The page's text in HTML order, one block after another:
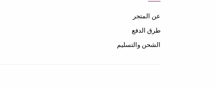
عن المتجر
طرق الدفع
الشحن والتسليم